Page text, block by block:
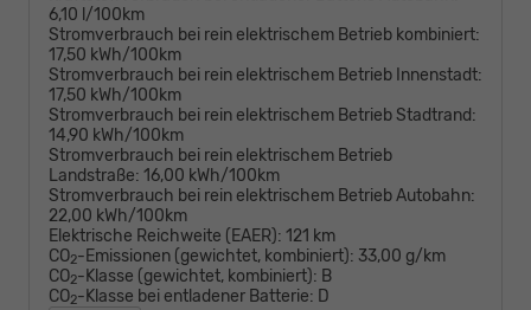
6,10 l/100km
Stromverbrauch bei rein elektrischem Betrieb kombiniert:
17,50 kWh/100km
Stromverbrauch bei rein elektrischem Betrieb Innenstadt:
17,50 kWh/100km
Stromverbrauch bei rein elektrischem Betrieb Stadtrand:
14,90 kWh/100km
Stromverbrauch bei rein elektrischem Betrieb
Landstraße: 16,00 kWh/100km
Stromverbrauch bei rein elektrischem Betrieb Autobahn:
22,00 kWh/100km
Elektrische Reichweite (EAER): 121 km
CO2-Emissionen (gewichtet, kombiniert): 33,00 g/km
CO2-Klasse (gewichtet, kombiniert): B
CO2-Klasse bei entladener Batterie: D